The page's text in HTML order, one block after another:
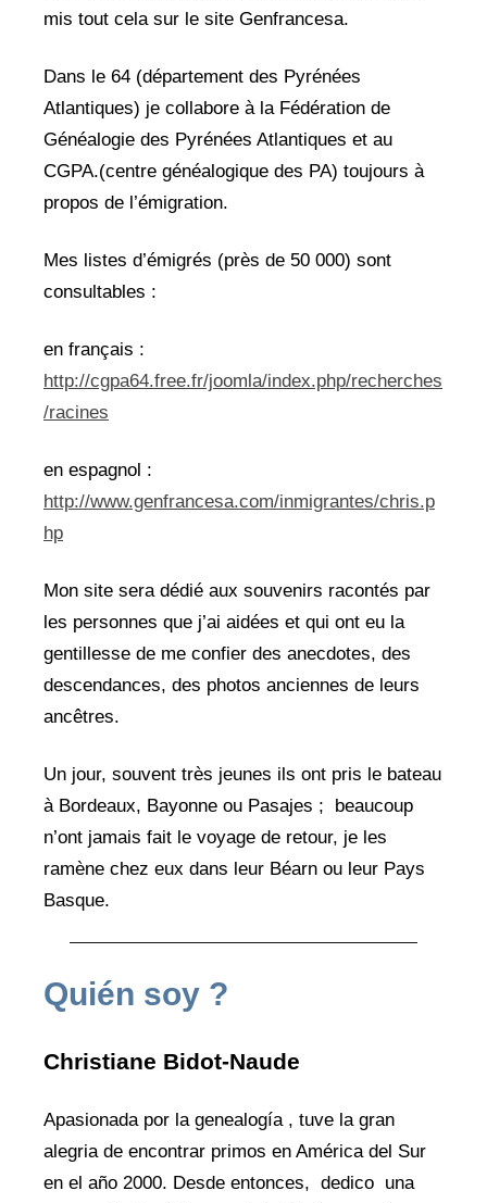
mis tout cela sur le site Genfrancesa.
Dans le 64 (département des Pyrénées
Atlantiques) je collabore à la Fédération de
Généalogie des Pyrénées Atlantiques et au
CGPA.(centre généalogique des PA) toujours à
propos de l’émigration.
Mes listes d’émigrés (près de 50 000) sont
consultables :
en français :
http://cgpa64.free.fr/joomla/index.php/recherches
/racines
en espagnol :
http://www.genfrancesa.com/inmigrantes/chris.p
hp
Mon site sera dédié aux souvenirs racontés par
les personnes que j’ai aidées et qui ont eu la
gentillesse de me confier des anecdotes, des
descendances, des photos anciennes de leurs
ancêtres.
Un jour, souvent très jeunes ils ont pris le bateau
à Bordeaux, Bayonne ou Pasajes ; beaucoup
n’ont jamais fait le voyage de retour, je les
ramène chez eux dans leur Béarn ou leur Pays
Basque.
Quién soy ?
Christiane Bidot-Naude
Apasionada por la genealogía , tuve la gran
alegria de encontrar primos en América del Sur
en el año 2000. Desde entonces, dedico una